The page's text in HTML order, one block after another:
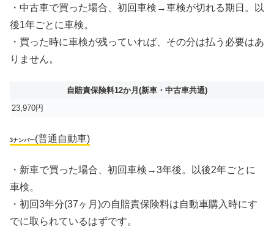
・中古車で買った場合、初回車検→車検が切れる期日。以
後1年ごとに車検。
・買った時に車検が残っていれば、その分は払う必要はあ
りません。
自賠責保険料12か月(新車・中古車共通)
23,970円
3ナンバー(普通自動車)
・新車で買った場合、初回車検→3年後。以後2年ごとに
車検。
・初回3年分(37ヶ月)の自賠責保険料は自動車購入時にす
でに取られているはずです。